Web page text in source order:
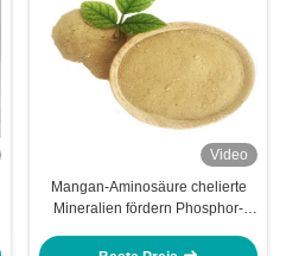
Video
Mangan-Aminosäure chelierte
Mineralien fördern Phosphor-